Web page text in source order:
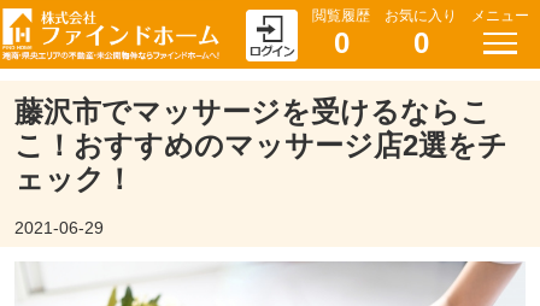
閲覧履歴
0
お気に入り
0
メニュー
藤沢市でマッサージを受けるならこ
こ！おすすめのマッサージ店2選をチ
ェック！
2021-06-29